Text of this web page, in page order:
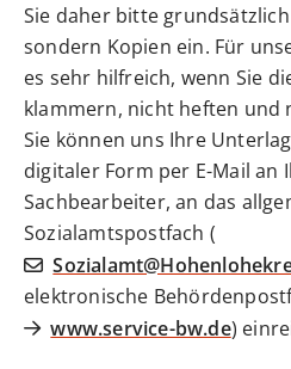
Sie daher bitte
sondern Kopien ein. Für
es sehr hilfreich, wenn Sie
klammern, nicht heften und
Sie können uns Ihre
digitaler Form per E-Mail an
Sachbearbeiter, an das
Sozialamtspostfach (
elektronische
www.service-bw.de)